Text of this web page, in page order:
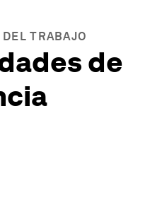
TRABAJO
de